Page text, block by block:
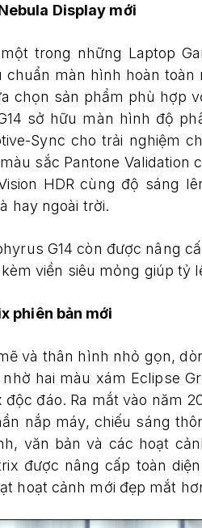
Display mới
trong những Laptop
chuẩn màn hình hoàn toàn
chọn sản phẩm phù hợp
sở hữu màn hình độ
Sync cho trải nghiệm
sắc Pantone Validation
HDR cùng độ sáng
hay ngoài trời.
G14 còn được nâng
viền siêu mỏng giúp tỷ
phiên bản mới
và thân hình nhỏ gọn,
hai màu xám Eclipse
độc đáo. Ra mắt vào năm
nắp máy, chiếu sáng
văn bản và các hoạt
được nâng cấp toàn
hoạt cảnh mới đẹp mắt